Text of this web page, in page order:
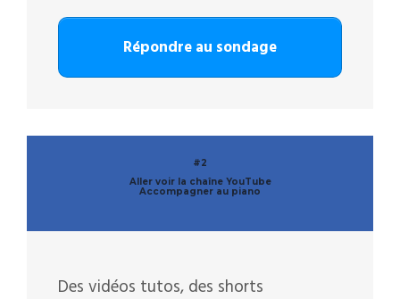
Répondre au sondage
#2
Aller voir la chaîne YouTube
Accompagner au piano
Des vidéos tutos, des shorts